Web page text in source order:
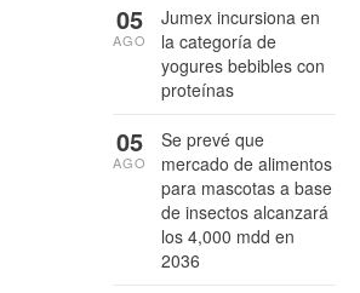
Jumex incursiona en
la categoría de
yogures bebibles con
proteínas
05
AGO
Se prevé que
mercado de alimentos
para mascotas a base
de insectos alcanzará
los 4,000 mdd en
2036
05
AGO